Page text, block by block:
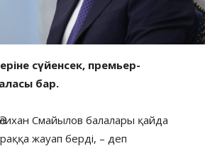
сүйенсек, премьер-
бар.
Смайылов балалары қайда
жауап берді, – деп